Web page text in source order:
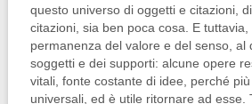
questo universo di oggetti e citazioni,
citazioni, sia ben poca cosa. E tuttavia,
permanenza del valore e del senso, al
soggetti e dei supporti: alcune opere
vitali, fonte costante di idee, perché
universali, ed è utile ritornare ad esse.